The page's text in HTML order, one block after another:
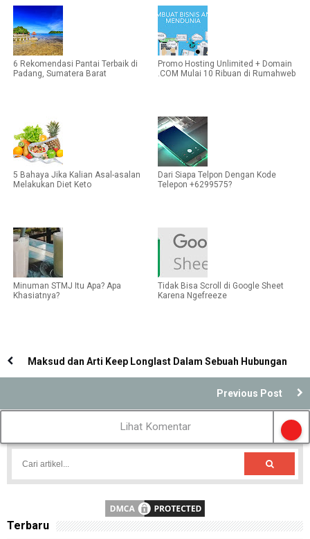
6 Rekomendasi Pantai Terbaik di
Padang, Sumatera Barat
Promo Hosting Unlimited + Domain
.COM Mulai 10 Ribuan di Rumahweb
5 Bahaya Jika Kalian Asal-asalan
Melakukan Diet Keto
Dari Siapa Telpon Dengan Kode
Telepon +6299575?
Minuman STMJ Itu Apa? Apa
Khasiatnya?
Tidak Bisa Scroll di Google Sheet
Karena Ngefreeze
Maksud dan Arti Keep Longlast Dalam Sebuah Hubungan
Previous Post
Lihat Komentar
Terbaru